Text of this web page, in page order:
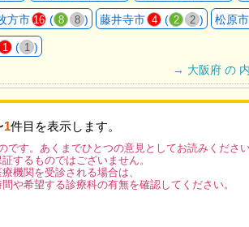
方市 16 ( 8 8 ) 藤井寺市 4 ( 2 2 ) 松原市
1 ( 1 )
→ 大阪府 の
1件目を表示します。
す。あくまでひとつの意見としてお読みください
するものではございません。
機関を受診される場合は、
や希望する診療科の有無を確認してください。